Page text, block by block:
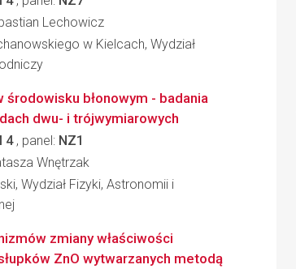
Lechowicz
w Kielcach, Wydział
błonowym - badania
dwu- i trójwymiarowych
4, panel: NZ1
Wnętrzak
Wydział Fizyki, Astronomii i
zmiany właściwości
ZnO wytwarzanych metodą